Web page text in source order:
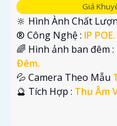
Giá
🔆 Hình Ành Chất
®️ Công Nghệ : IP POE.
🌈 Hình ảnh ban đêm :
Ðêm.
💦 Camera Theo Mẫu
️🔮 Tích Hợp : Thu Âm